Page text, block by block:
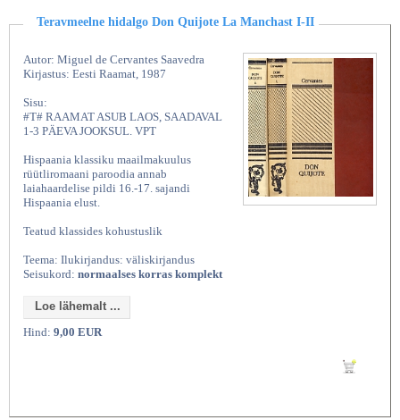
Teravmeelne hidalgo Don Quijote La Manchast I-II
Autor: Miguel de Cervantes Saavedra
Kirjastus: Eesti Raamat, 1987
Sisu:
#T# RAAMAT ASUB LAOS, SAADAVAL
1-3 PÄEVA JOOKSUL. VPT
Hispaania klassiku maailmakuulus
rüütliromaani paroodia annab
laiahaardelise pildi 16.-17. sajandi
Hispaania elust.
Teatud klassides kohustuslik
Teema: Ilukirjandus: väliskirjandus
Seisukord: normaalses korras komplekt
Loe lähemalt ...
Hind: 9,00 EUR